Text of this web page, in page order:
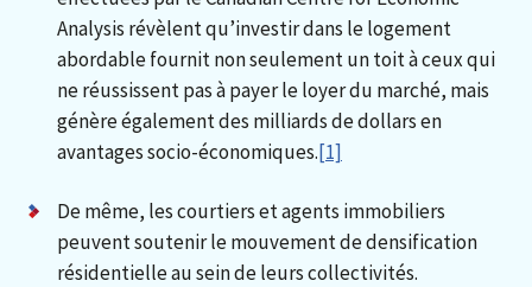
Analysis révèlent qu’investir dans le logement
abordable fournit non seulement un toit à ceux qui
ne réussissent pas à payer le loyer du marché, mais
génère également des milliards de dollars en
avantages socio-économiques.[1]
De même, les courtiers et agents immobiliers
peuvent soutenir le mouvement de densification
résidentielle au sein de leurs collectivités.